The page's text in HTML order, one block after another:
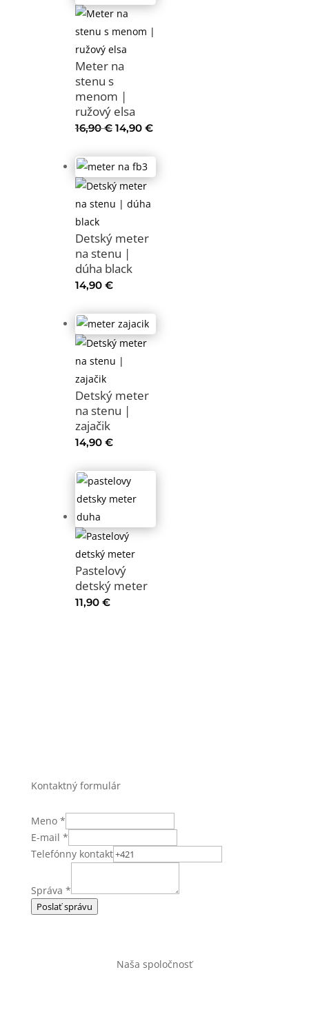
Meter na
stenu s
menom |
ružový elsa
16,90€ Pôvodná
bola:
16,90 €.
14,90 €Aktuálna
14,90 €.
Detský meter
na stenu |
dúha black
14,90 €
Detský meter
na stenu |
zajačik
14,90 €
Pastelový
detský meter
11,90 €
Kontaktný formulár
Meno *
E-mail *
Telefónny kontakt
Správa *
Poslať správu
Naša spoločnosť